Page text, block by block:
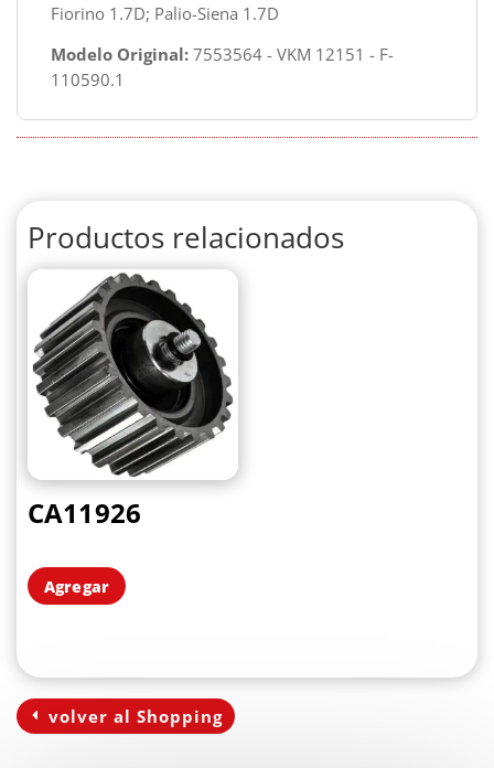
Fiorino 1.7D; Palio-Siena 1.7D
Modelo Original: 7553564 - VKM 12151 - F-
110590.1
Productos relacionados
CA11926
Agregar
volver al Shopping